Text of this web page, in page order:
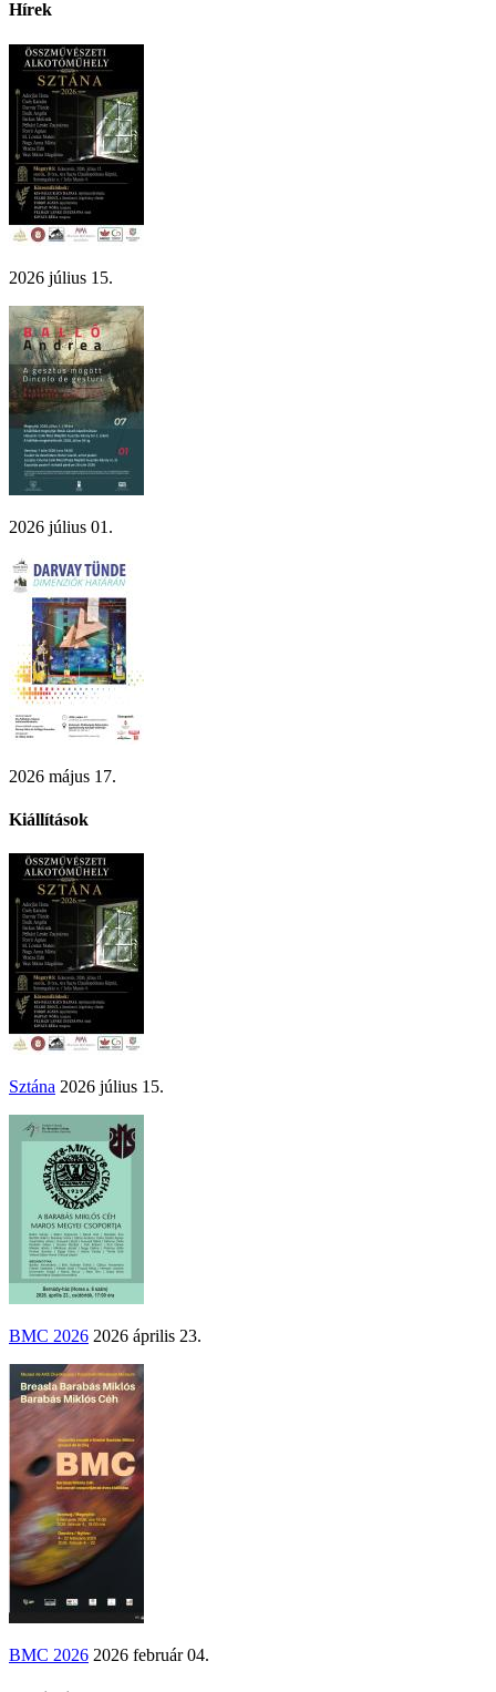
Hírek
2026 július 15.
2026 július 01.
2026 május 17.
Kiállítások
Sztána 2026 július 15.
BMC 2026 2026 április 23.
BMC 2026 2026 február 04.